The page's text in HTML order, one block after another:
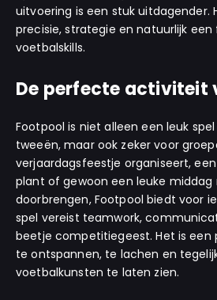
uitvoering is een stuk uitdagender.
precisie, strategie en natuurlijk een
voetbalskills.
De perfecte activiteit
Footpool is niet alleen een leuk
tweeën, maar ook zeker voor
verjaardagsfeestje organiseert,
plant of gewoon een leuke
doorbrengen, Footpool biedt voor
spel vereist teamwork,
beetje competitiegeest. Het is
te ontspannen, te lachen en
voetbalkunsten te laten zien.